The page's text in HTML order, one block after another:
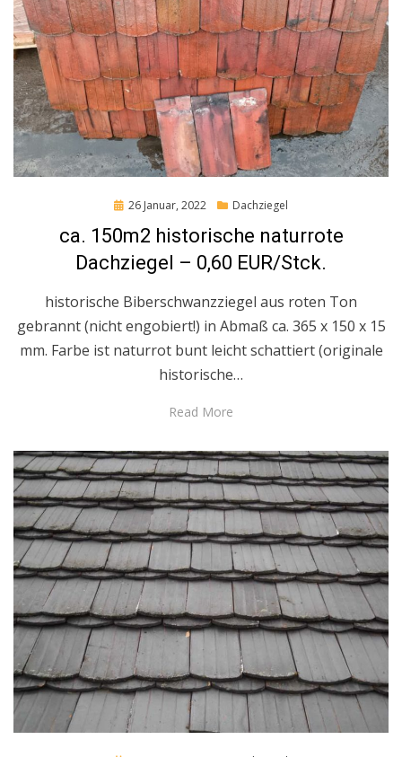
Posted
26 Januar, 2022 Dachziegel
ca. 150m2 historische naturrote
Dachziegel – 0,60 EUR/Stck.
historische Biberschwanzziegel aus roten Ton
gebrannt (nicht engobiert!) in Abmaß ca. 365 x 150 x 15
mm. Farbe ist naturrot bunt leicht schattiert (originale
historische…
Read More